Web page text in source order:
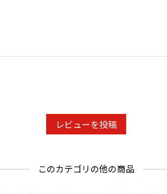
レビューを投稿
このカテゴリの他の商品